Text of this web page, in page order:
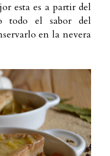
esta es a partir del
todo el sabor del
en la nevera